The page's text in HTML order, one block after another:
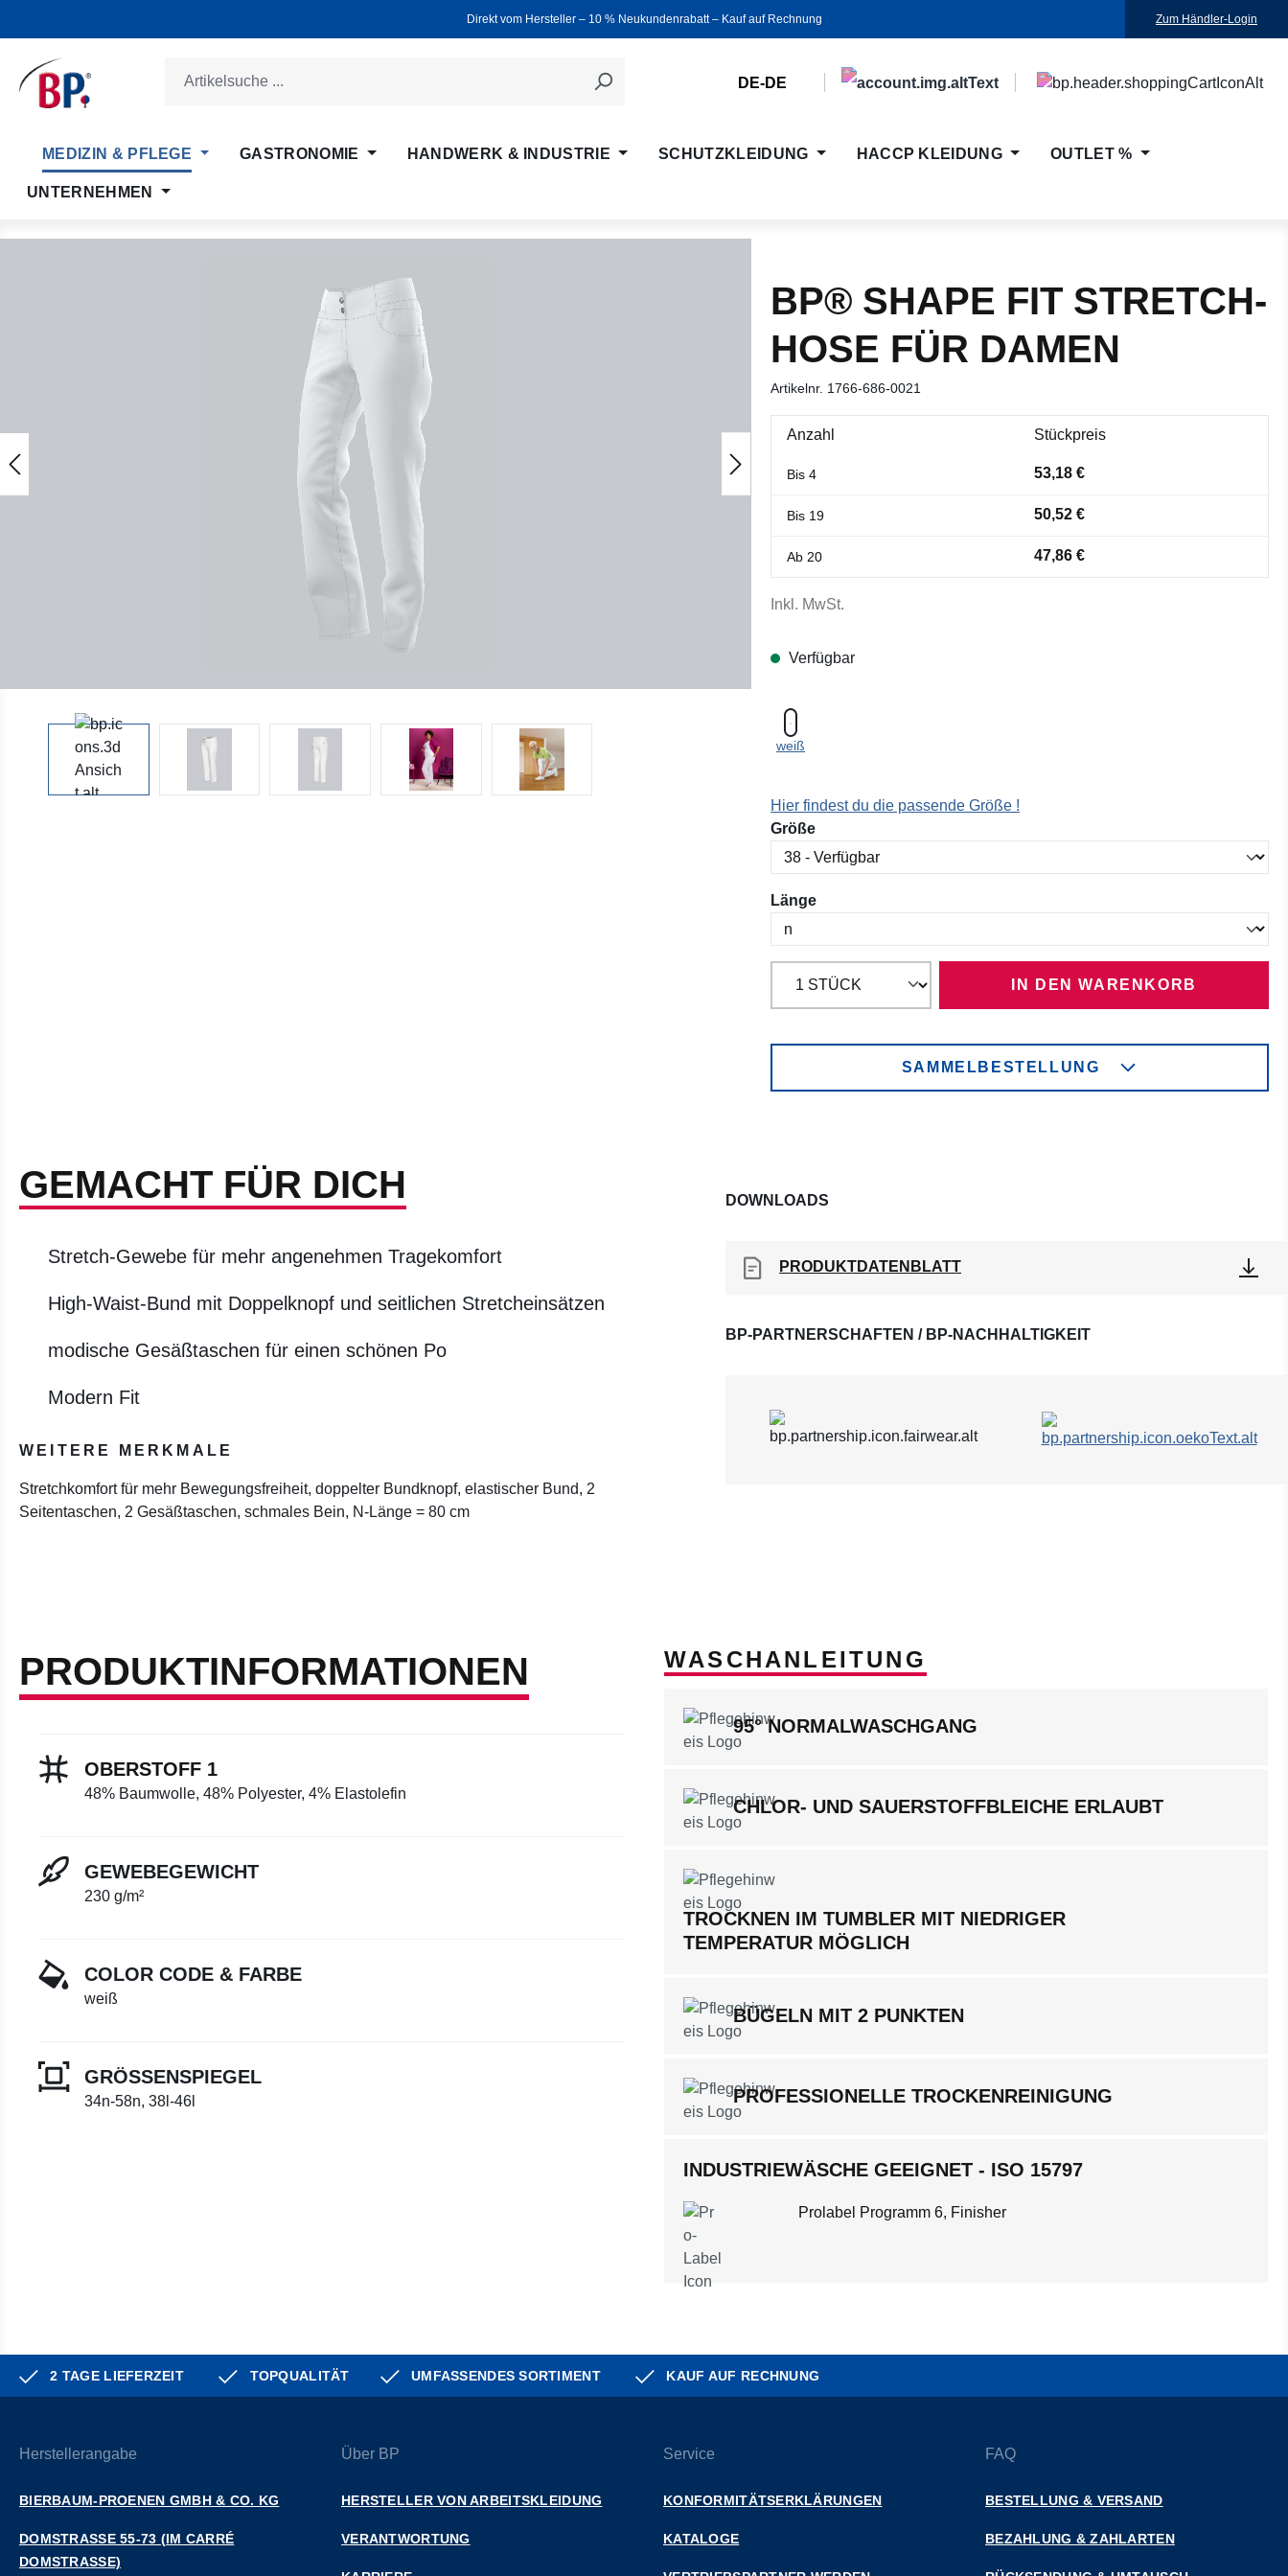
Direkt vom Hersteller ‒ 10 % Neukundenrabatt ‒ Kauf auf Rechnung Zum Händler-Login
DE-DE
MEDIZIN & PFLEGE GASTRONOMIE HANDWERK & INDUSTRIE SCHUTZKLEIDUNG HACCP KLEIDUNG OUTLET %
UNTERNEHMEN
BP® SHAPE FIT STRETCH-
HOSE FÜR DAMEN
Artikelnr. 1766-686-0021
Anzahl Stückpreis
Bis 4 53,18 €
Bis 19 50,52 €
Ab 20 47,86 €
Inkl. MwSt.
Verfügbar
weiß
Hier findest du die passende Größe !
Größeauswählen
Längeauswählen
IN DEN WARENKORB
SAMMELBESTELLUNG
GEMACHT FÜR DICH
Stretch-Gewebe für mehr angenehmen Tragekomfort
High-Waist-Bund mit Doppelknopf und seitlichen Stretcheinsätzen
modische Gesäßtaschen für einen schönen Po
Modern Fit
WEITERE MERKMALE
Stretchkomfort für mehr Bewegungsfreiheit, doppelter Bundknopf, elastischer Bund, 2
Seitentaschen, 2 Gesäßtaschen, schmales Bein, N-Länge = 80 cm
DOWNLOADS
PRODUKTDATENBLATT
BP-PARTNERSCHAFTEN / BP-NACHHALTIGKEIT
PRODUKTINFORMATIONEN
OBERSTOFF 1
48% Baumwolle, 48% Polyester, 4% Elastolefin
GEWEBEGEWICHT
230 g/m²
COLOR CODE & FARBE
weiß
GRÖSSENSPIEGEL
34n-58n, 38l-46l
WASCHANLEITUNG
95° NORMALWASCHGANG
CHLOR- UND SAUERSTOFFBLEICHE ERLAUBT
TROCKNEN IM TUMBLER MIT NIEDRIGER
TEMPERATUR MÖGLICH
BÜGELN MIT 2 PUNKTEN
PROFESSIONELLE TROCKENREINIGUNG
INDUSTRIEWÄSCHE GEEIGNET - ISO 15797
Prolabel Programm 6, Finisher
2 TAGE LIEFERZEIT TOPQUALITÄT UMFASSENDES SORTIMENT KAUF AUF RECHNUNG
Herstellerangabe
BIERBAUM-PROENEN GMBH & CO. KG
DOMSTRASSE 55-73 (IM CARRÉ D
OMSTRASSE)
Über BP
HERSTELLER VON ARBEITSKLEIDUNG
VERANTWORTUNG
Service
KONFORMITÄTSERKLÄRUNGEN
KATALOGE
FAQ
BESTELLUNG & VERSAND
BEZAHLUNG & ZAHLARTEN